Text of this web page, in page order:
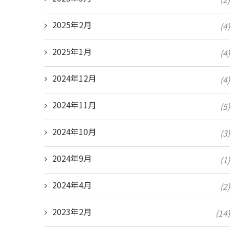
2025年2月 (4)
2025年1月 (4)
2024年12月 (4)
2024年11月 (5)
2024年10月 (3)
2024年9月 (1)
2024年4月 (2)
2023年2月 (14)